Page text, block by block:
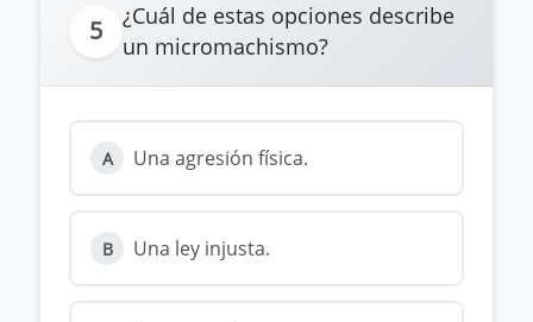
5
¿Cuál de estas opciones describe
un micromachismo?
A Una agresión física.
B Una ley injusta.